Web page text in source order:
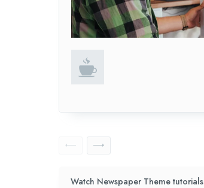
Watch Newspaper Theme tutorials